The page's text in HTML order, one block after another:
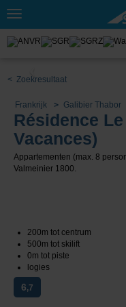
Toggle
< Zoekresultaat
Frankrijk Galibier Thabor
Résidence
Vacances)
Appartementen (max. 8
Valmeinier 1800.
200m tot centrum
500m tot skilift
0m tot piste
logies
6,7